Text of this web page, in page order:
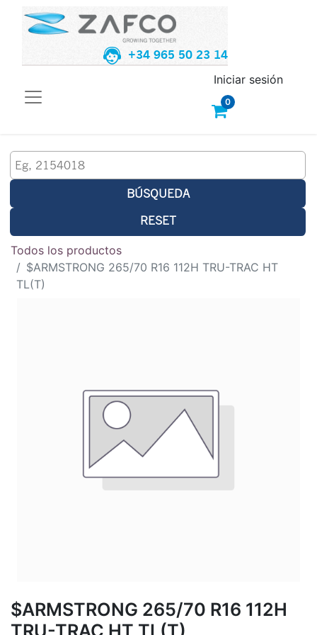
+34 965 50 23 14
0
Iniciar sesión
BÚSQUEDA
RESET
Todos los productos
$ARMSTRONG 265/70 R16 112H TRU-TRAC HT
TL(T)
$ARMSTRONG 265/70 R16 112H
TRU-TRAC HT TL(T)